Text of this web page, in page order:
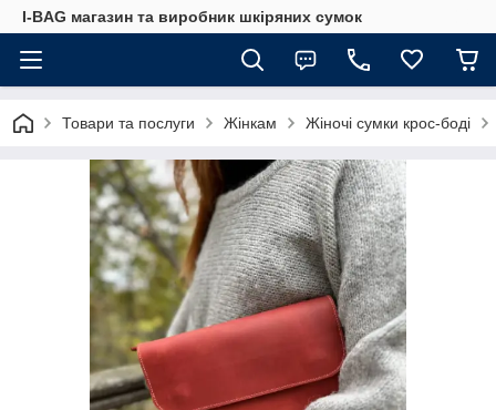
I-BAG магазин та виробник шкіряних сумок
Товари та послуги Жінкам Жіночі сумки крос-боді